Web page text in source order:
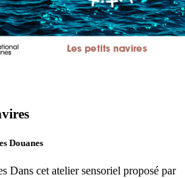
Douanes
Dans cet atelier sensoriel proposé par